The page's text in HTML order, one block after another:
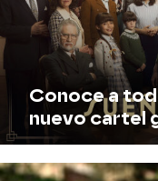
Conoce a
nuevo cartel